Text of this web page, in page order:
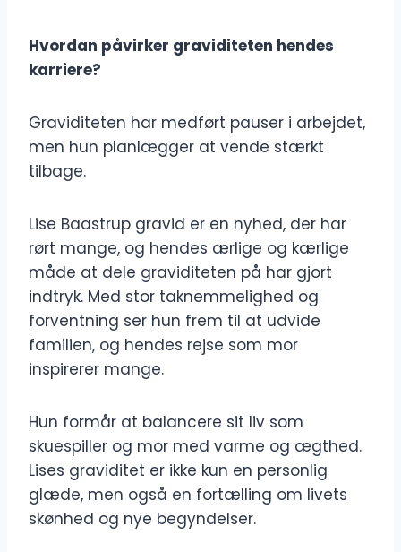
Hvordan påvirker graviditeten hendes
karriere?
Graviditeten har medført pauser i arbejdet,
men hun planlægger at vende stærkt
tilbage.
Lise Baastrup gravid er en nyhed, der har
rørt mange, og hendes ærlige og kærlige
måde at dele graviditeten på har gjort
indtryk. Med stor taknemmelighed og
forventning ser hun frem til at udvide
familien, og hendes rejse som mor
inspirerer mange.
Hun formår at balancere sit liv som
skuespiller og mor med varme og ægthed.
Lises graviditet er ikke kun en personlig
glæde, men også en fortælling om livets
skønhed og nye begyndelser.